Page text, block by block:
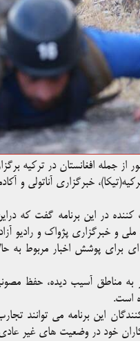
خبرگزاری آناتولی و
ملی و خبرگزاری پژواک و رادیو
برای پوشش اخبار مربوط به
مناطق آسیب دیده، حفظ
است.
این برنامه می توانند
خود در وضعیت های غیر